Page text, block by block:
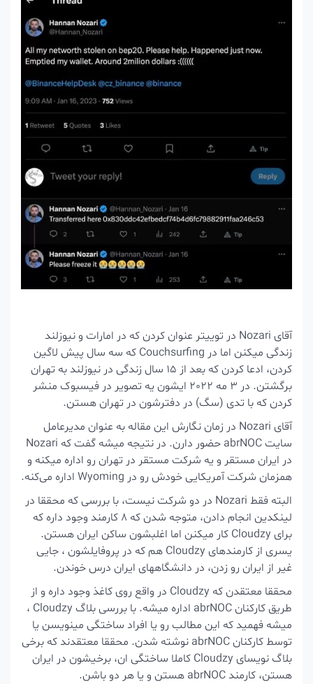
آقای Nozari در توییتر عنوان کردن که در امارات و نیوزلند
زندگی میکنن اما در Couchsurfing که سه سال پیش لاگین
کردن، ادعا کردن که بعد از 15 سال زندگی در نیوزلند به تهران
برگشتن. در 3 مه 2022 ایشون یه تصویر در فیسبوک منشر
کردن که با تدی (سگ) در دفترشون در تهران هستن.
آقای Nozari در زمان نگارش این مقاله به عنوان مدیرعامل
سایت abrNOC حضور دارن.
در نتیجه میشه گفت که Nozari
در ایران مستقر و یه شرکت مستقر در تهران رو اداره میکنه و
همزمان شرکت آمریکایی خودش رو در Wyoming اداره می‌کنه.
البته فقط Nozari در دو شرکت نیست، با بررسی که محققا در
لینکدین انجام دادن، متوجه شدن که 8 کارمند وجود داره که
برای Cloudzy کار میکنن اما اغلبشون ساکن ایران هستن.
یسری از کارمندهای Cloudzy هم که در پروفایلشون ، جایی
غیر از ایران رو زدن، در دانشگاههای ایران درس خوندن.
محققا معتقدن که Cloudzy در واقع روی کاغذ وجود داره و از
طریق کارکنان abrNOC اداره میشه. با بررسی بلاگ Cloudzy ،
میشه فهمید که این مطالب رو یا افراد ساختگی مینویسن یا
توسط کارکنان abrNOC نوشته شدن. محققا معتقدند که برخی
بلاگ نویسای Cloudzy کاملا ساختگی ان، برخیشون در ایران
هستن، کارمند abrNOC هستن و یا هر دو باشن.